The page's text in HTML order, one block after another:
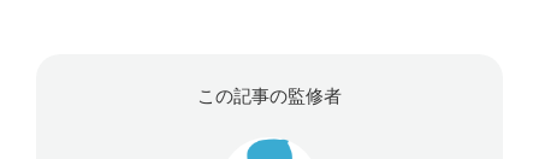
この記事の監修者